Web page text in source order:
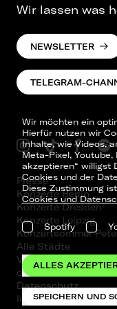
StadtHalle,
Fr, 20.12.24
Max-Schmeling-
Sa, 16.08.25
Parkbühne
Wir möchten ein
Hierfür nutzen wir
Inhalte, wie Videos,
Meta-Pixel, Youtube,
akzeptieren“ willigst
Cookies und der
Diese Zustimmung
Cookies und
Spotify
ALLES
SPEICHERN UND
Wir lassen was
NEWSLETTER
TELEGRAM-
Presse
Konzerte Berlin
Konzerte Dresden
Konzerte Leipzig
Konzertsommer
Alle Städte
Vergangene Shows
o_team
Datenschutz
Impressum